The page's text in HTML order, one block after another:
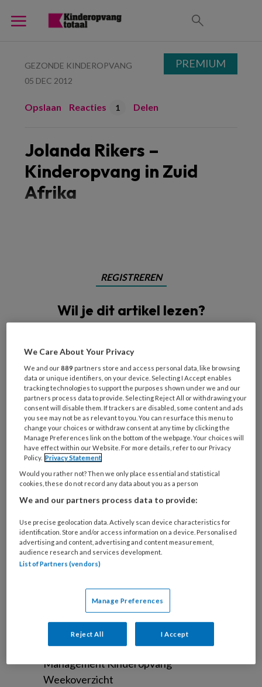
GEZONDE KINDEROPVANG
05 DEC 2012
Opslaan Reacties 1 Delen
Jolanda Rikers –
Kinderopvang in Zuid
Afrika
REGISTREREN
Wil je dit artikel lezen?
artikelen gratis per maand
Al een account of abonnement?Log dan in
Wat
is
je
e-
mailadres?
* *
Kies
je
wachtwoord* *
Kies
je
functie *
Bij
welke
Ontvang 2x per week de
KinderopvangTotaal nieuwsbrief
Ontvang iedere zondag het
Management Kinderopvang
Weekoverzicht
PREMIUM
We Care About Your Privacy
We and our889 partners store and access personal data, like browsing
data or unique identifiers, on your device. Selecting I Accept enables
tracking technologies to support the purposes shown under we and our
partners process data to provide. Selecting Reject All or withdrawing your
consent will disable them. If trackers are disabled, some content and ads
you see may not be as relevant to you. You can resurface this menu to
change your choices or withdraw consent at any time by clicking the
Manage Preferences link on the bottom of the webpage. Your choices will
have effect within our Website. For more details, refer to our Privacy
Policy. Privacy Statement
Would you rather not? Then we only place essential and statistical
cookies, these do not record any data about you as a person
We and our partners process data to provide:
Use precise geolocation data. Actively scan device characteristics for
identification. Store and/or access information on a device. Personalised
advertising and content, advertising and content measurement,
audience research and services development.
List of Partners (vendors)
Manage Preferences
Reject All I Accept